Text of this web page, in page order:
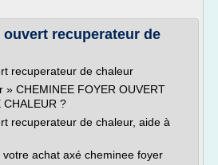
recuperateur de
recuperateur de chaleur
CHEMINEE FOYER OUVERT
CHALEUR ?
recuperateur de chaleur, aide à
achat axé cheminee foyer